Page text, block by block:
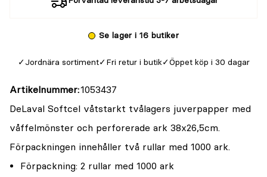
Se lager i 16 butiker
Jordnära sortiment Fri retur i butik Öppet köp i 30 dagar
Artikelnummer 1053437
DeLaval Softcel våtstarkt tvålagers juverpapper med
våffelmönster och perforerade ark 38x26,5cm.
Förpackningen innehåller två rullar med 1000 ark.
Förpackning: 2 rullar med 1000 ark